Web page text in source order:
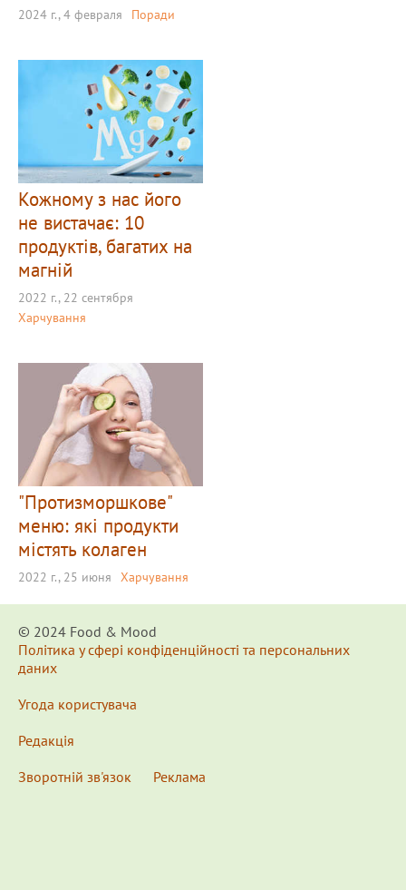
2024 г., 4 февраля Поради
Кожному з нас його
не вистачає: 10
продуктів, багатих на
магній
2022 г., 22 сентября
Харчування
"Протизморшкове"
меню: які продукти
містять колаген
2022 г., 25 июня Харчування
© 2024 Food & Мood
Політика у сфері конфіденційності та персональних
даних
Угода користувача
Редакція
Зворотній зв'язок
Реклама